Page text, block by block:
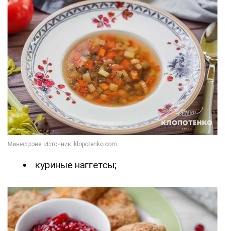
куриные наггетсы;